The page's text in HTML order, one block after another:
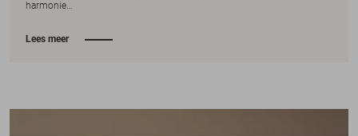
harmonie…
Lees meer